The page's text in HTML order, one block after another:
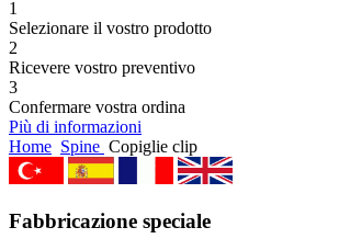
1
Selezionare il vostro prodotto
2
Ricevere vostro preventivo
3
Confermare vostra ordina
Più di informazioni
Home Spine Copiglie clip
Fabbricazione speciale